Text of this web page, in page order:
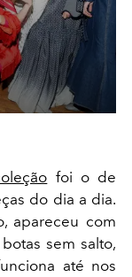
foi o de
do dia a dia.
apareceu com
sem salto,
até nos